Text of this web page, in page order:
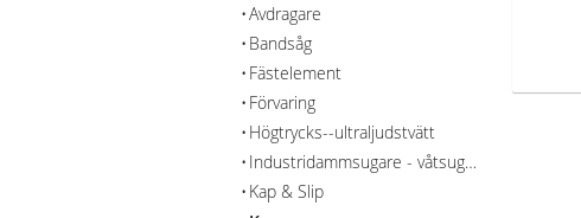
Avdragare
Bandsåg
Fästelement
Förvaring
Högtrycks--ultraljudstvätt
Industridammsugare - våtsug - rengöring
Kap & Slip